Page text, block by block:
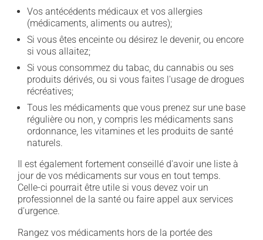
Vos antécédents médicaux et vos allergies
(médicaments, aliments ou autres);
Si vous êtes enceinte ou désirez le devenir, ou encore
si vous allaitez;
Si vous consommez du tabac, du cannabis ou ses
produits dérivés, ou si vous faites l'usage de drogues
récréatives;
Tous les médicaments que vous prenez sur une base
régulière ou non, y compris les médicaments sans
ordonnance, les vitamines et les produits de santé
naturels.
Il est également fortement conseillé d'avoir une liste à
jour de vos médicaments sur vous en tout temps.
Celle-ci pourrait être utile si vous devez voir un
professionnel de la santé ou faire appel aux services
d'urgence.
Rangez vos médicaments hors de la portée des